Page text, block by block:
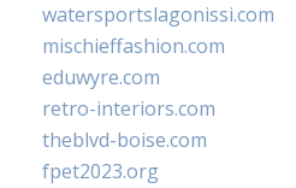
watersportslagonissi.com
mischieffashion.com
eduwyre.com
retro-interiors.com
theblvd-boise.com
fpet2023.org